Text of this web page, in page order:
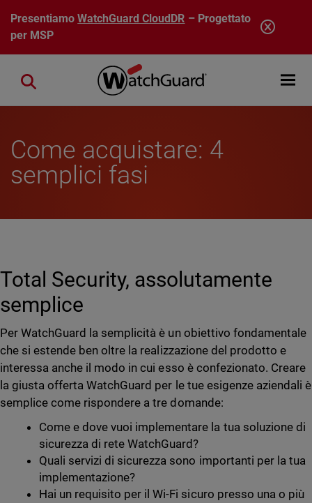
Salta al contenuto principale
PresentiamoWatchGuard CloudDR – Progettato
per MSP
Open
Close search
Come acquistare: 4
semplici fasi
Total Security, assolutamente
semplice
Per WatchGuard la semplicità è un obiettivo fondamentale
che si estende ben oltre la realizzazione del prodotto e
interessa anche il modo in cui esso è confezionato. Creare
la giusta offerta WatchGuard per le tue esigenze aziendali è
semplice come rispondere a tre domande:
Come e dove vuoi implementare la tua soluzione di
sicurezza di rete WatchGuard?
Quali servizi di sicurezza sono importanti per la tua
implementazione?
Hai un requisito per il Wi-Fi sicuro presso una o più